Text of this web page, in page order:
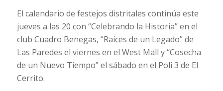
El calendario de festejos distritales continúa este
jueves a las 20 con “Celebrando la Historia” en el
club Cuadro Benegas, “Raíces de un Legado” de
Las Paredes el viernes en el West Mall y “Cosecha
de un Nuevo Tiempo” el sábado en el Poli 3 de El
Cerrito.